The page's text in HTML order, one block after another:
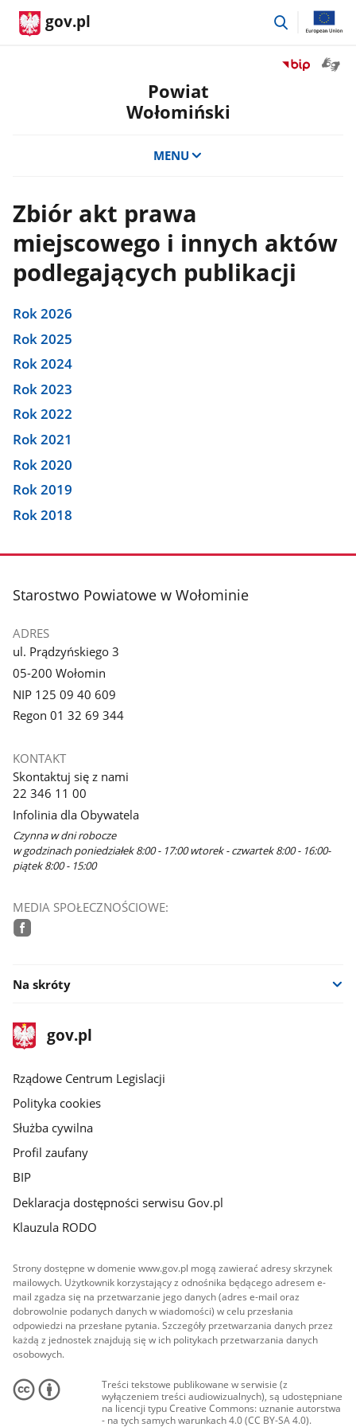
gov.pl
przejdź
Przejdź
Powiat
Wołomiński
MENU
Zbiór akt prawa
miejscowego i innych aktów
podlegających publikacji
Rok 2026
Rok 2025
Rok 2024
Rok 2023
Rok 2022
Rok 2021
Rok 2020
Rok 2019
Rok 2018
stopka
Starostwo Powiatowe w Wołominie
ADRES
ul. Prądzyńskiego 3
05-200 Wołomin
NIP 125 09 40 609
Regon 01 32 69 344
KONTAKT
Skontaktuj się z nami
22 346 11 00
Infolinia dla Obywatela
Czynna w dni robocze
w godzinach poniedziałek 8:00 - 17:00 wtorek - czwartek 8:00 - 16:00-
piątek 8:00 - 15:00
MEDIA SPOŁECZNOŚCIOWE:
Na skróty
stopka
gov.plStrona
gov.pl
Rządowe Centrum Legislacji
Polityka cookies
Służba cywilna
Profil zaufany
BIP
Deklaracja dostępności serwisu Gov.pl
Klauzula RODO
Strony dostępne w domenie www.gov.pl mogą zawierać adresy skrzynek
mailowych. Użytkownik korzystający z odnośnika będącego adresem e-
mail zgadza się na przetwarzanie jego danych (adres e-mail oraz
dobrowolnie podanych danych w wiadomości) w celu przesłania
odpowiedzi na przesłane pytania. Szczegóły przetwarzania danych przez
każdą z jednostek znajdują się w ich politykach przetwarzania danych
osobowych.
Treści tekstowe publikowane w serwisie (z
wyłączeniem treści audiowizualnych), są udostępniane
na licencji typu Creative Commons: uznanie autorstwa
- na tych samych warunkach 4.0 (CC BY-SA 4.0).